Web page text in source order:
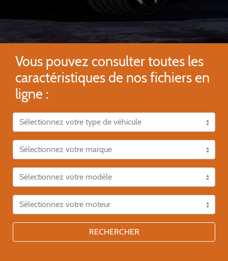
Vous pouvez consulter toutes les
caractéristiques de nos fichiers en
ligne :
RECHERCHER